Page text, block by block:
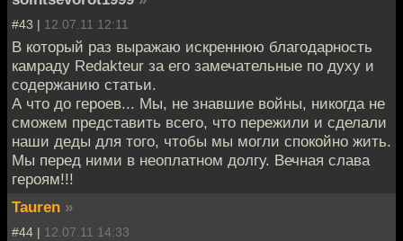
#43 | 12.07.11 12:11
В который раз выражаю искреннюю благодарность
камраду Redakteur за его замечательные по духу и
содержанию статьи.
А что до героев... Мы, не знавшие войны, никогда не
сможем представить всего, что пережили и сделали
наши деды для того, чтобы мы могли спокойно жить.
Мы перед ними в неоплатном долгу. Вечная слава
героям!!!
Tauren »
#44 | 12.07.11 14:33